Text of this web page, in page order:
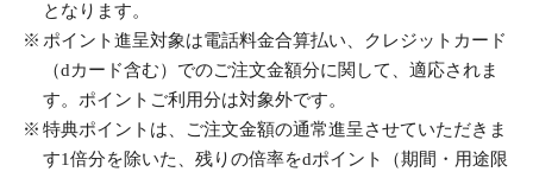
となります。
ポイント進呈対象は電話料金合算払い、クレジットカード
（dカード含む）でのご注文金額分に関して、適応されま
す。ポイントご利用分は対象外です。
特典ポイントは、ご注文金額の通常進呈させていただきま
す1倍分を除いた、残りの倍率をdポイント（期間・用途限